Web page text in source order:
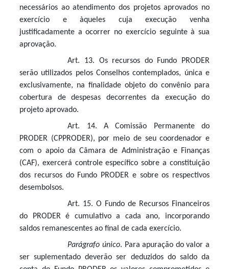
necessários ao atendimento dos projetos aprovados no
exercício e àqueles cuja execução venha
justificadamente a ocorrer no exercício seguinte à sua
aprovação.
Art. 13. Os recursos do Fundo PRODER
serão utilizados pelos Conselhos contemplados, única e
exclusivamente, na finalidade objeto do convênio para
cobertura de despesas decorrentes da execução do
projeto aprovado.
Art. 14. A Comissão Permanente do
PRODER (CPPRODER), por meio de seu coordenador e
com o apoio da Câmara de Administração e Finanças
(CAF), exercerá controle específico sobre a constituição
dos recursos do Fundo PRODER e sobre os respectivos
desembolsos.
Art. 15. O Fundo de Recursos Financeiros
do PRODER é cumulativo a cada ano, incorporando
saldos remanescentes ao final de cada exercício.
Parágrafo único. Para apuração do valor a
ser suplementado deverão ser deduzidos do saldo da